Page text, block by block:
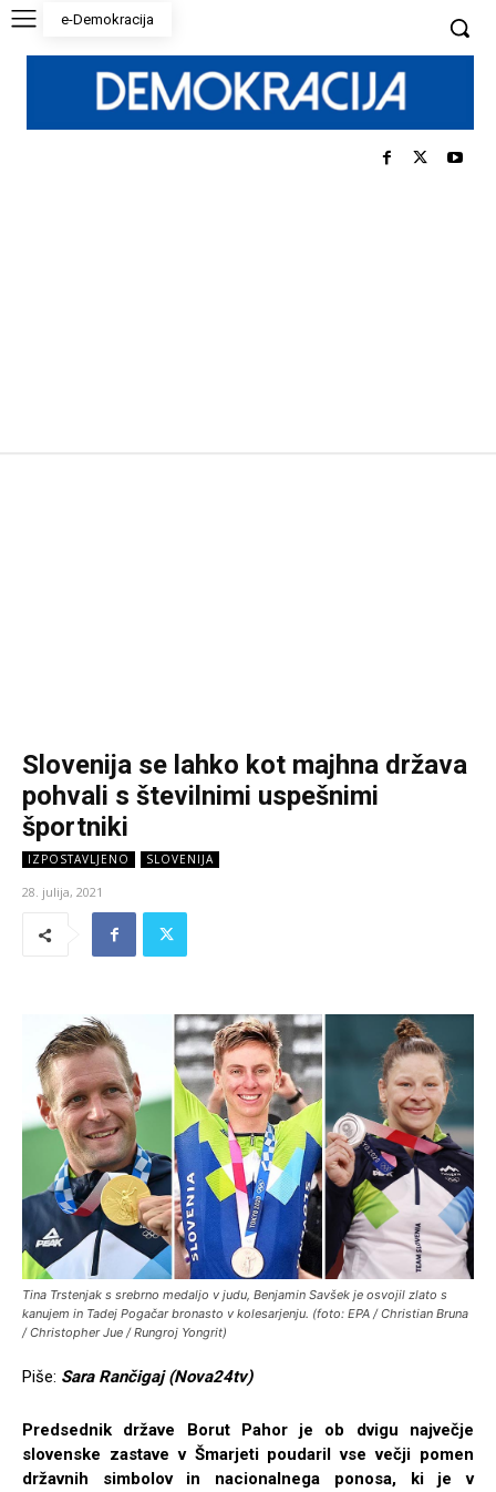
e-Demokracija
Slovenija se lahko kot majhna država
pohvali s številnimi uspešnimi
športniki
IZPOSTAVLJENO SLOVENIJA
28. julija, 2021
Tina Trstenjak s srebrno medaljo v judu, Benjamin Savšek je osvojil zlato s
kanujem in Tadej Pogačar bronasto v kolesarjenju. (foto: EPA / Christian Bruna
/ Christopher Jue / Rungroj Yongrit)
Piše: Sara Rančigaj (Nova24tv)
Predsednik države Borut Pahor je ob dvigu največje
slovenske zastave v Šmarjeti poudaril vse večji pomen
državnih simbolov in nacionalnega ponosa, ki je v